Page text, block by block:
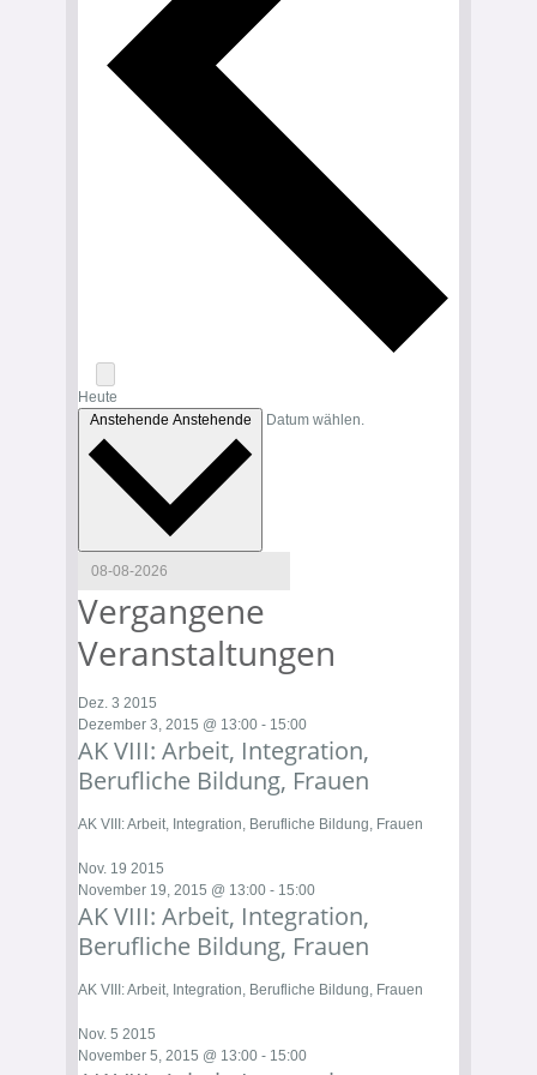
Heute
Anstehende Anstehende Datum wählen.
Vergangene
Veranstaltungen
Dez. 3 2015
Dezember 3, 2015 @ 13:00 - 15:00
AK VIII: Arbeit, Integration,
Berufliche Bildung, Frauen
AK VIII: Arbeit, Integration, Berufliche Bildung, Frauen
Nov. 19 2015
November 19, 2015 @ 13:00 - 15:00
AK VIII: Arbeit, Integration,
Berufliche Bildung, Frauen
AK VIII: Arbeit, Integration, Berufliche Bildung, Frauen
Nov. 5 2015
November 5, 2015 @ 13:00 - 15:00